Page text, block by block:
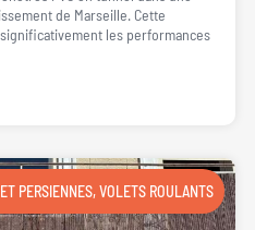
de Marseille. Cette
les performances
PERSIENNES,VOLETS ROULANTS